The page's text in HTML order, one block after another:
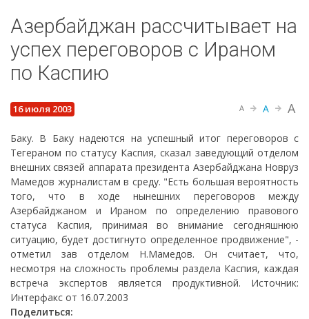
Азербайджан рассчитывает на
успех переговоров с Ираном
по Каспию
16 июля 2003 A A A
Баку. В Баку надеются на успешный итог переговоров с
Тегераном по статусу Каспия, сказал заведующий отделом
внешних связей аппарата президента Азербайджана Новруз
Мамедов журналистам в среду. "Есть большая вероятность
того, что в ходе нынешних переговоров между
Азербайджаном и Ираном по определению правового
статуса Каспия, принимая во внимание сегодняшнюю
ситуацию, будет достигнуто определенное продвижение", -
отметил зав отделом Н.Мамедов. Он считает, что,
несмотря на сложность проблемы раздела Каспия, каждая
встреча экспертов является продуктивной. Источник:
Интерфакс от 16.07.2003
Поделиться: